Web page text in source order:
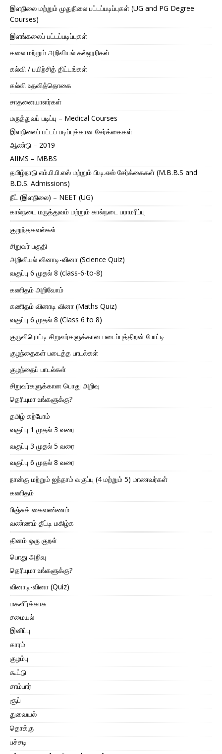
இளநிலை மற்றும் முதுநிலை பட்டப்படிப்புகள் (UG and PG Degree
Courses)
இளங்கலைப் பட்டப்படிப்புகள்
கலை மற்றும் அறிவியல் கல்லூரிகள்
கல்வி / பயிற்சித் திட்டங்கள்
கல்வி உதவித்தொகை
சாதனையாளர்கள்
மருத்துவப் படிப்பு – Medical Courses
இளநிலைப் பட்டப் படிப்புக்கான சேர்க்கைகள்
ஆண்டு – 2019
AIIMS – MBBS
தமிழ்நாடு எம்.பி.பி.எஸ் மற்றும் பி.டி.எஸ் சேர்க்கைகள் (M.B.B.S and
B.D.S. Admissions)
நீட் (இளநிலை) – NEET (UG)
கால்நடை மருத்துவம் மற்றும் கால்நடை பராமரிப்பு
குறுந்தகவல்கள்
சிறுவர் பகுதி
அறிவியல் வினாடி-வினா (Science Quiz)
வகுப்பு 6 முதல் 8 (class-6-to-8)
கணிதம் அறிவோம்
கணிதம் வினாடி வினா (Maths Quiz)
வகுப்பு 6 முதல் 8 (Class 6 to 8)
குருவிரொட்டி சிறுவர்களுக்கான படைப்புத்திறன் போட்டி
குழந்தைகள் படைத்த பாடல்கள்
குழந்தைப் பாடல்கள்
சிறுவர்களுக்கான பொது அறிவு
தெரியுமா உங்களுக்கு?
தமிழ் கற்போம்
வகுப்பு 1 முதல் 3 வரை
வகுப்பு 3 முதல் 5 வரை
வகுப்பு 6 முதல் 8 வரை
நான்கு மற்றும் ஐந்தாம் வகுப்பு (4 மற்றும் 5) மாணவர்கள்
கணிதம்
பிஞ்சுக் கைவண்ணம்
வண்ணம் தீட்டி மகிழ்க
தினம் ஒரு குறள்
பொது அறிவு
தெரியுமா உங்களுக்கு?
வினாடி-வினா (Quiz)
மகளிர்க்காக
சமையல்
இனிப்பு
காரம்
குழம்பு
கூட்டு
சாம்பார்
சூப்
துவையல்
தொக்கு
பச்சடி